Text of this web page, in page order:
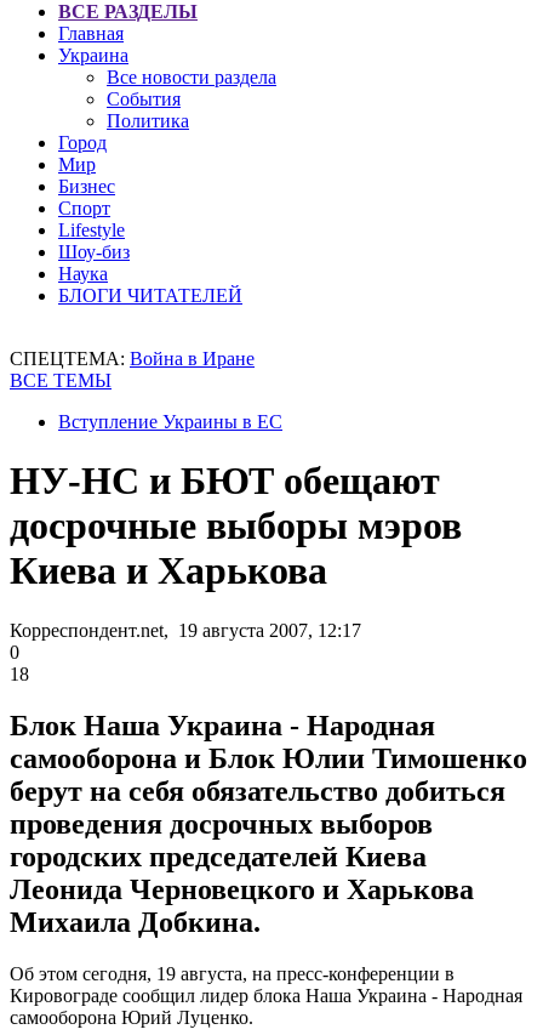
ВСЕ РАЗДЕЛЫ
Главная
Украина
Все новости раздела
События
Политика
Город
Мир
Бизнес
Спорт
Lifestyle
Шоу-биз
Наука
БЛОГИ ЧИТАТЕЛЕЙ
СПЕЦТЕМА: Война в Иране
ВСЕ ТЕМЫ
Вступление Украины в ЕС
НУ-НС и БЮТ обещают
досрочные выборы мэров
Киева и Харькова
Корреспондент.net, 19 августа 2007, 12:17
0
18
Блок Наша Украина - Народная
самооборона и Блок Юлии Тимошенко
берут на себя обязательство добиться
проведения досрочных выборов
городских председателей Киева
Леонида Черновецкого и Харькова
Михаила Добкина.
Об этом сегодня, 19 августа, на пресс-конференции в
Кировограде сообщил лидер блока Наша Украина - Народная
самооборона Юрий Луценко.